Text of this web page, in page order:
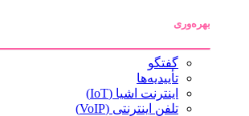
بهره‌وری
گفتگو
تأییدیه‌ها
اینترنت اشیا (IoT)
تلفن اینترنتی (VoIP)